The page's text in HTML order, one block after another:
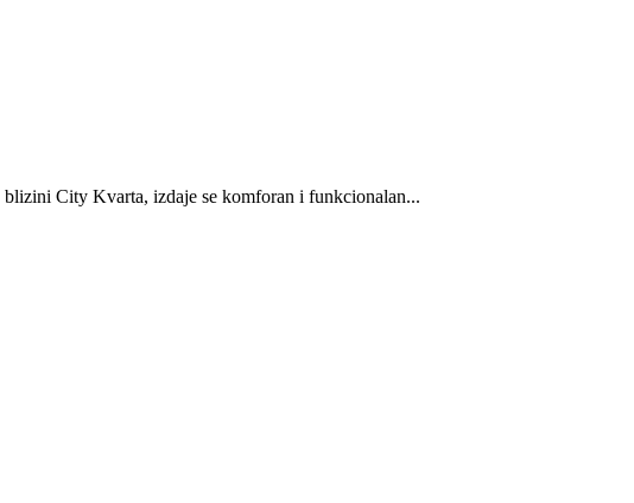
City Kvarta, izdaje se komforan i funkcionalan...